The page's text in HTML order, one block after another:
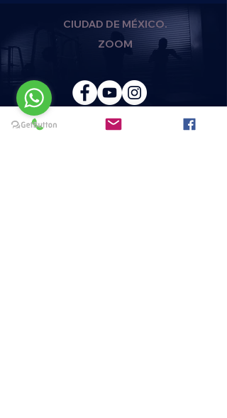
CIUDAD DE MÉXICO.
ZOOM